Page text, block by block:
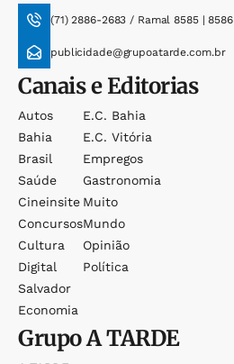
(71) 2886-2683 / Ramal 8585 | 8586
publicidade@grupoatarde.com.br
Canais e Editorias
Autos
Bahia
Brasil
Saúde
Cineinsite
Concursos
Cultura
Digital
Salvador
Economia
E.c. Bahia
E.c. Vitória
Empregos
Gastronomia
Muito
Mundo
Opinião
Política
GrupoA TARDE